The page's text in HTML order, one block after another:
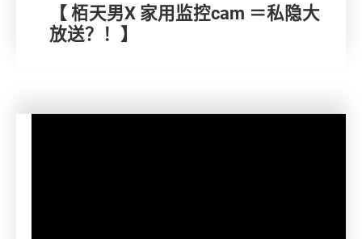
【 栢天男X 家用监控cam ＝私隐大
放送？！】